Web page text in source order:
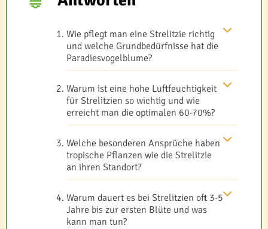
Wie pflegt man eine Strelitzie richtig
und welche Grundbedürfnisse hat die
Paradiesvogelblume?
Warum ist eine hohe Luftfeuchtigkeit
für Strelitzien so wichtig und wie
erreicht man die optimalen 60-70%?
Welche besonderen Ansprüche haben
tropische Pflanzen wie die Strelitzie
an ihren Standort?
Warum dauert es bei Strelitzien oft 3-5
Jahre bis zur ersten Blüte und was
kann man tun?